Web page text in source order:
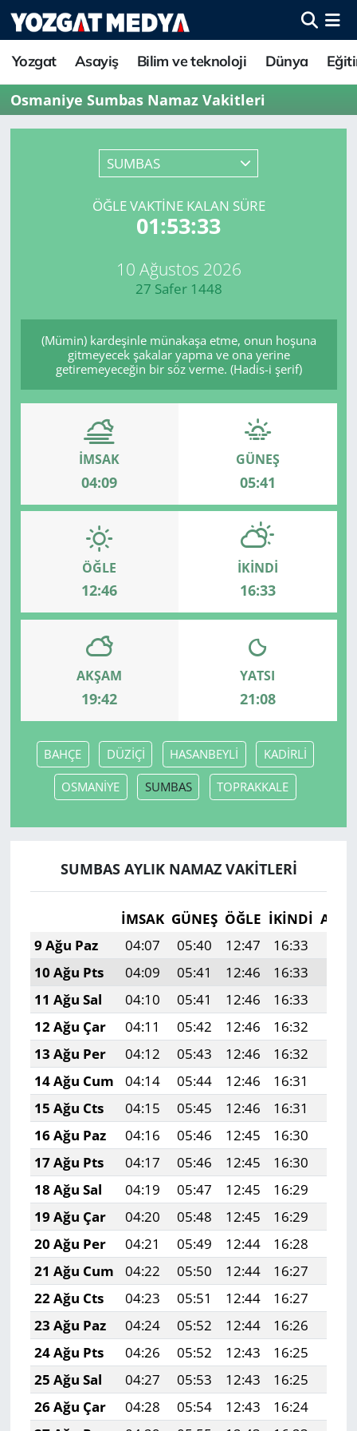
Yozgat Asayiş Bilim ve teknoloji Dünya
Osmaniye Sumbas Namaz Vakitleri
SUMBAS
ÖĞLE VAKTINE KALAN SÜRE
01:53:33
10 Ağustos 2026
27 Safer 1448
(Mümin) kardeşinle münakaşa etme, onun hoşuna
gitmeyecek şakalar yapma ve ona yerine
getiremeyeceğin bir söz verme. (Hadis-i şerif)
İMSAK
04:09
GÜNEŞ
05:41
ÖĞLE
12:46
İKINDI
16:33
AKŞAM
19:42
YATSI
21:08
BAHÇE DÜZİÇİ HASANBEYLİ KADİRLİ
OSMANİYE SUMBAS TOPRAKKALE
SUMBAS AYLIK NAMAZ VAKITLERI
İMSAK GÜNEŞ ÖĞLE İKINDI
9 Ağu Paz
04:07 05:40 12:47 16:33
10 Ağu Pts
04:09 05:41 12:46 16:33
11 Ağu Sal
04:10 05:41 12:46 16:33
12 Ağu Çar
04:11 05:42 12:46 16:32
13 Ağu Per
04:12 05:43 12:46 16:32
14 Ağu Cum
04:14 05:44 12:46 16:31
15 Ağu Cts
04:15 05:45 12:46 16:31
16 Ağu Paz
04:16 05:46 12:45 16:30
17 Ağu Pts
04:17 05:46 12:45 16:30
18 Ağu Sal
04:19 05:47 12:45 16:29
19 Ağu Çar
04:20 05:48 12:45 16:29
20 Ağu Per
04:21 05:49 12:44 16:28
21 Ağu Cum
04:22 05:50 12:44 16:27
22 Ağu Cts
04:23 05:51 12:44 16:27
23 Ağu Paz
04:24 05:52 12:44 16:26
24 Ağu Pts
04:26 05:52 12:43 16:25
25 Ağu Sal
04:27 05:53 12:43 16:25
26 Ağu Çar
04:28 05:54 12:43 16:24